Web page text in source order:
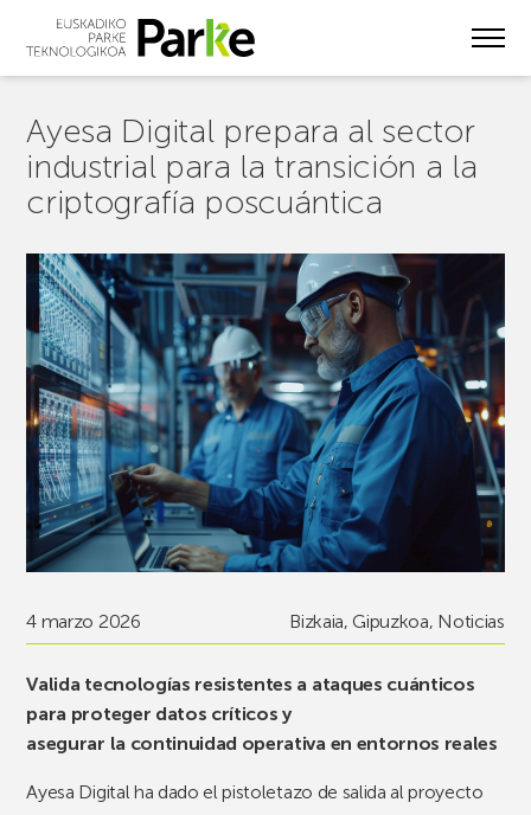
Ayesa Digital prepara al sector
industrial para la transición a la
criptografía poscuántica
4 marzo 2026 Bizkaia,Gipuzkoa, Noticias
Valida tecnologías resistentes a ataques cuánticos
para proteger datos críticos y
asegurar la continuidad operativa en entornos reales
Ayesa Digital ha dado el pistoletazo de salida al proyecto